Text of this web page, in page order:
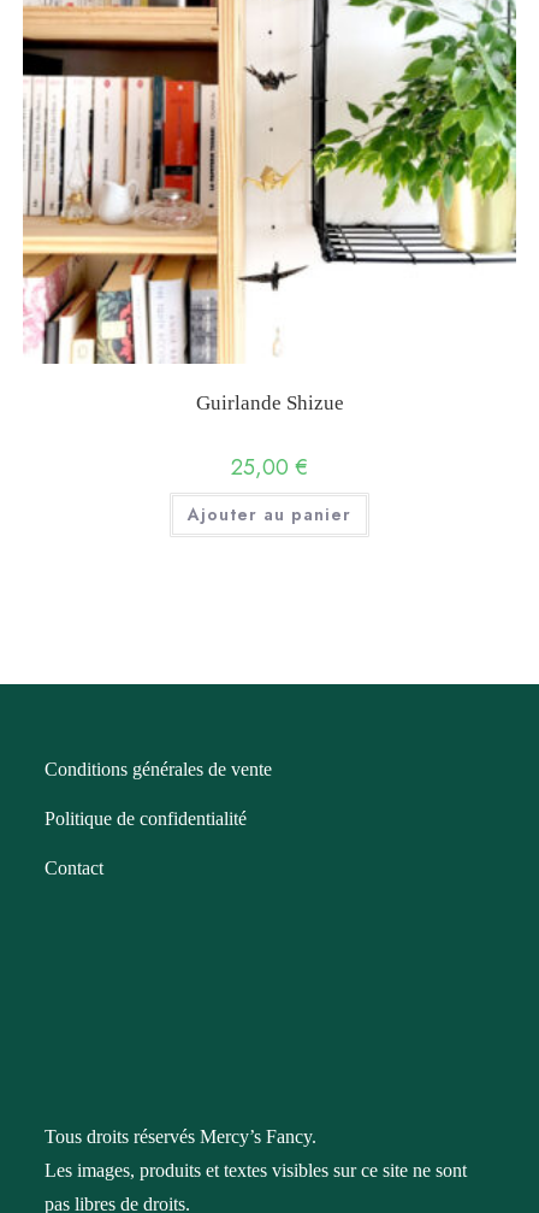
Guirlande Shizue
25,00 €
Ajouter au panier
Conditions générales de vente
Politique de confidentialité
Contact
Tous droits réservés Mercy’s Fancy.
Les images, produits et textes visibles sur ce site ne sont
pas libres de droits.